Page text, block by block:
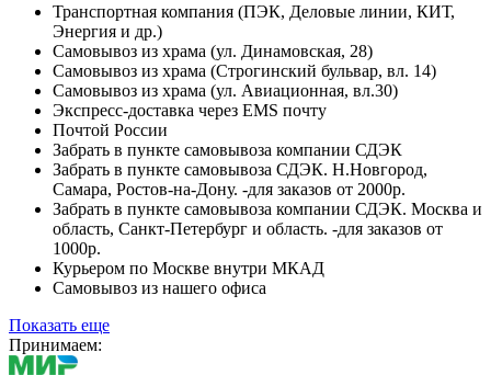
Транспортная компания (ПЭК, Деловые линии, КИТ,
Энергия и др.)
Самовывоз из храма (ул. Динамовская, 28)
Самовывоз из храма (Строгинский бульвар, вл. 14)
Самовывоз из храма (ул. Авиационная, вл.30)
Экспресс-доставка через EMS почту
Почтой России
Забрать в пункте самовывоза компании СДЭК
Забрать в пункте самовывоза СДЭК. Н.Новгород,
Самара, Ростов-на-Дону. -для заказов от 2000р.
Забрать в пункте самовывоза компании СДЭК. Москва и
область, Санкт-Петербург и область. -для заказов от
1000р.
Курьером по Москве внутри МКАД
Самовывоз из нашего офиса
Показать еще
Принимаем: